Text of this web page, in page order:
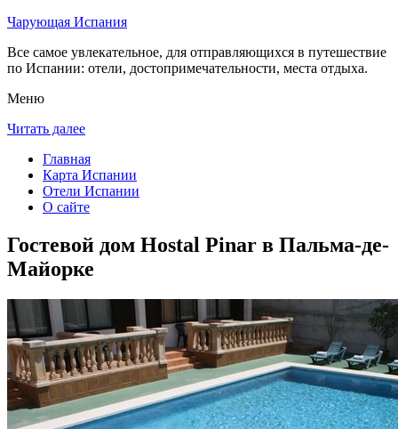
Чарующая Испания
Все самое увлекательное, для отправляющихся в путешествие
по Испании: отели, достопримечательности, места отдыха.
Меню
Читать далее
Главная
Карта Испании
Отели Испании
О сайте
Гостевой дом Hostal Pinar в Пальма-де-
Майорке